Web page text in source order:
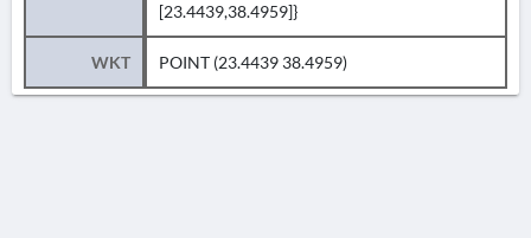
[23.4439,38.4959]}
WKT POINT (23.4439 38.4959)